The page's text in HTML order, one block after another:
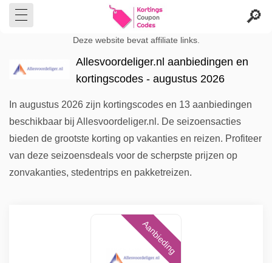
Deze website bevat affiliate links.
Allesvoordeliger.nl aanbiedingen en
kortingscodes - augustus 2026
In augustus 2026 zijn kortingscodes en 13 aanbiedingen
beschikbaar bij Allesvoordeliger.nl. De seizoensacties
bieden de grootste korting op vakanties en reizen. Profiteer
van deze seizoensdeals voor de scherpste prijzen op
zonvakanties, stedentrips en pakketreizen.
Aanbieding